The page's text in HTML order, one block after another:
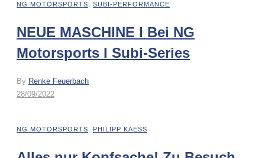
NG MOTORSPORTS SUBI-PERFORMANCE
NEUE MASCHINE I Bei NG
Motorsports I Subi-Series
By Renke Feuerbach
28/09/2022
NG MOTORSPORTS PHILIPP KAESS